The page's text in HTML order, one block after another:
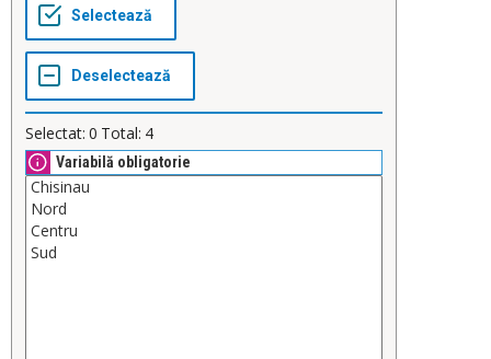
Selectat: 0 Total: 4
Variabilă obligatorie